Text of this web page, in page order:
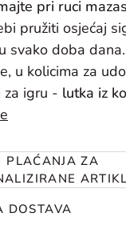
pri ruci
pružiti osjećaj
svako doba
u kolicima za
za igru ​​- lutka iz
PLAĆANJA ZA
DOSTAVA